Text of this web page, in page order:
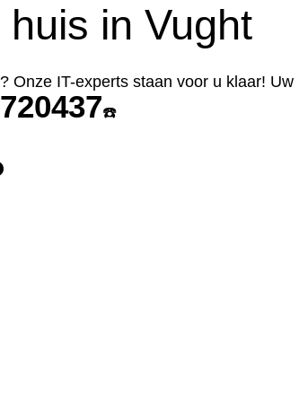
in Vught
? Onze IT-experts staan voor u klaar! Uw
☎️